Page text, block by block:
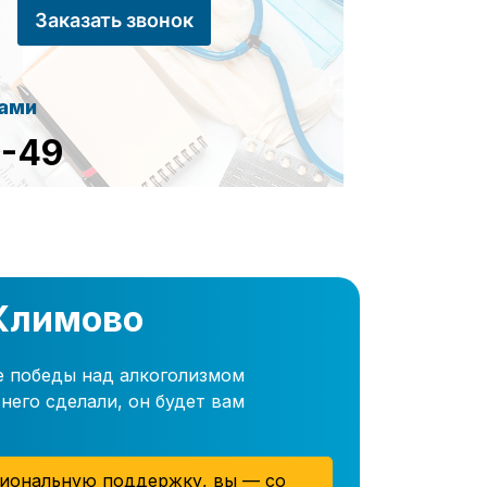
Заказать звонок
49
победы над алкоголизмом
сделали, он будет вам
поддержку, вы — со